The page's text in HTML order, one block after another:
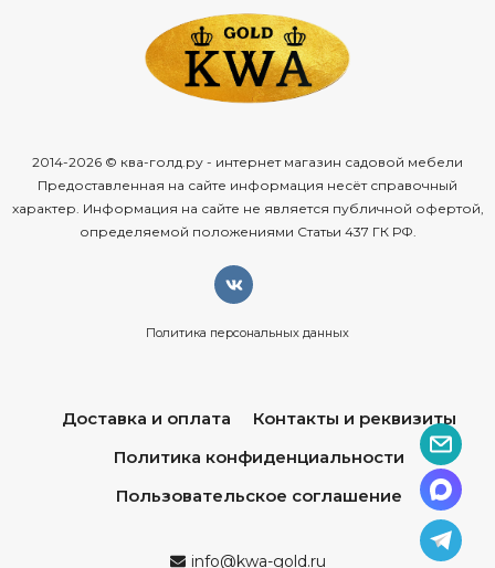
2014-2026 © ква-голд.ру - интернет магазин садовой мебели
Предоставленная на сайте информация несёт справочный
характер. Информация на сайте не является публичной офертой,
определяемой положениями Статьи 437 ГК РФ.
Политика персональных данных
Доставка и оплата
Контакты и реквизиты
Политика конфиденциальности
Пользовательское соглашение
info@kwa-gold.ru